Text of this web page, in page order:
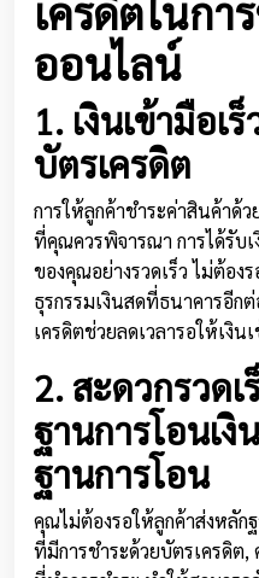
เครดิตในกา
ออนไลน์
1. เงินเข้ามือเ
บัตรเครดิต
การให้ลูกค้าชำระค่าสินค้าด้
ที่คุณควรพิจารณา การได้รับเ
ของคุณอย่างรวดเร็ว ไม่ต้อง
ธุรกรรมเงินสดที่ธนาคารอีก
เครดิตช่วยลดเวลารอให้เงิน
2. สะดวกรวด
ฐานการโอนเงิ
ฐานการโอน
คุณไม่ต้องรอให้ลูกค้าส่งหลัก
ที่มีการชำระด้วยบัตรเครดิ